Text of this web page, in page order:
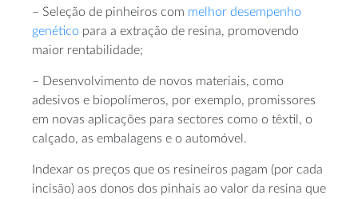
– Seleção de pinheiros com melhor desempenho
genético para a extração de resina, promovendo
maior rentabilidade;
– Desenvolvimento de novos materiais, como
adesivos e biopolímeros, por exemplo, promissores
em novas aplicações para sectores como o têxtil, o
calçado, as embalagens e o automóvel.
Indexar os preços que os resineiros pagam (por cada
incisão) aos donos dos pinhais ao valor da resina que